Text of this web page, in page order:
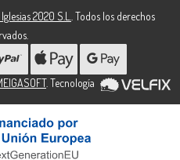
2020 S.L.. Todos los derechos
. Tecnología